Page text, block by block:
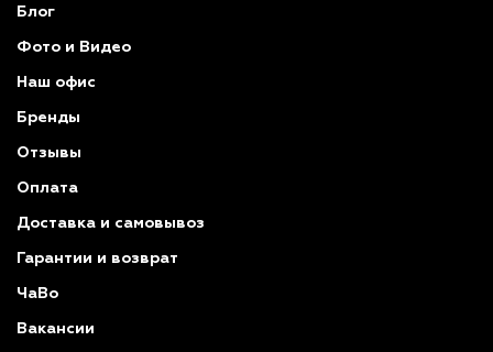
Блог
Фото и Видео
Наш офис
Бренды
Отзывы
Оплата
Доставка и самовывоз
Гарантии и возврат
ЧаВо
Вакансии